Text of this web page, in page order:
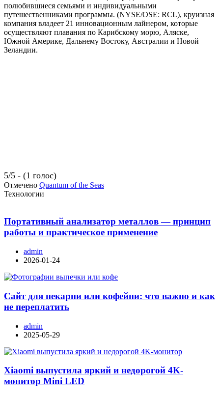
полюбившиеся семьями и индивидуальными
путешественниками программы. (NYSE/OSE: RCL), круизная
компания владеет 21 инновационным лайнером, которые
осуществляют плавания по Карибскому морю, Аляске,
Южной Америке, Дальнему Востоку, Австралии и Новой
Зеландии.
5/5 - (1 голос)
Отмечено Quantum of the Seas
Технологии
Портативный анализатор металлов — принцип
работы и практическое применение
admin
2026-01-24
Сайт для пекарни или кофейни: что важно и как
не переплатить
admin
2025-05-29
Xiaomi выпустила яркий и недорогой 4K-
монитор Mini LED